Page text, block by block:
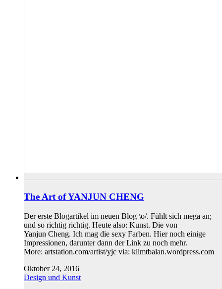
The Art of YANJUN CHENG
Der erste Blogartikel im neuen Blog \o/. Fühlt sich mega an;
und so richtig richtig. Heute also: Kunst. Die von
Yanjun Cheng. Ich mag die sexy Farben. Hier noch einige
Impressionen, darunter dann der Link zu noch mehr.
More: artstation.com/artist/yjc via: klimtbalan.wordpress.com
Oktober 24, 2016
Design und Kunst